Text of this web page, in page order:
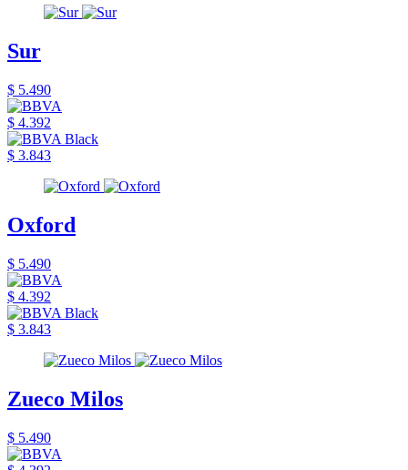
Sur
$ 5.490
$ 4.392
$ 3.843
Oxford
$ 5.490
$ 4.392
$ 3.843
Zueco Milos
$ 5.490